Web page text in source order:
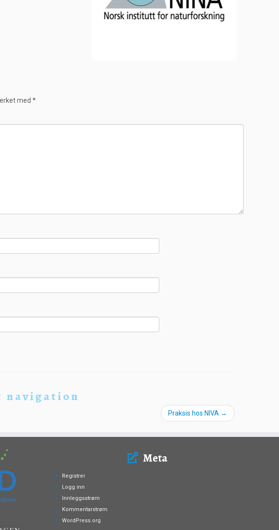
med *
navigation
Praksis hos NIVA →
Meta
Registrer
Logg inn
Innleggsstrøm
Kommentarstrøm
WordPress.org